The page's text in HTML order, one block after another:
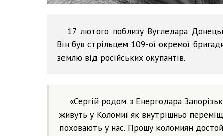
17 лютого поблизу Вугледара
Він був стрільцем 109-ої окремої
землю від російських окупантів.
«Сергій родом з Енергодара
живуть у Коломиї як внутрішньо
поховають у нас. Прошу коломиян